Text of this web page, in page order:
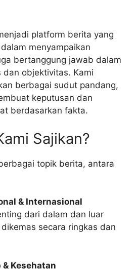
platform berita yang
menyampaikan
bertanggung jawab dalam
dan objektivitas. Kami
berbagai sudut pandang,
keputusan dan
berdasarkan fakta.
Sajikan?
topik berita, antara
& Internasional
dari dalam dan luar
secara ringkas dan
& Kesehatan